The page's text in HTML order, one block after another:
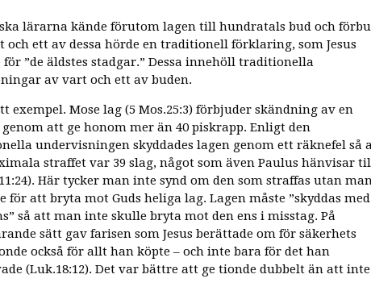
lärarna kände förutom lagen till hundratals bud och
och ett av dessa hörde en traditionell förklaring, som Jesus
”de äldstes stadgar.” Dessa innehöll traditionella
av vart och ett av buden.
exempel. Mose lag (5 Mos.25:3) förbjuder skändning av en
att ge honom mer än 40 piskrapp. Enligt den
undervisningen skyddades lagen genom ett räknefel så
straffet var 39 slag, något som även Paulus hänvisar
Här tycker man inte synd om den som straffas utan
för att bryta mot Guds heliga lag. Lagen måste ”skyddas med
så att man inte skulle bryta mot den ens i misstag. På
sätt gav farisen som Jesus berättade om för säkerhets
också för allt han köpte – och inte bara för det han
(Luk.18:12). Det var bättre att ge tionde dubbelt än att inte